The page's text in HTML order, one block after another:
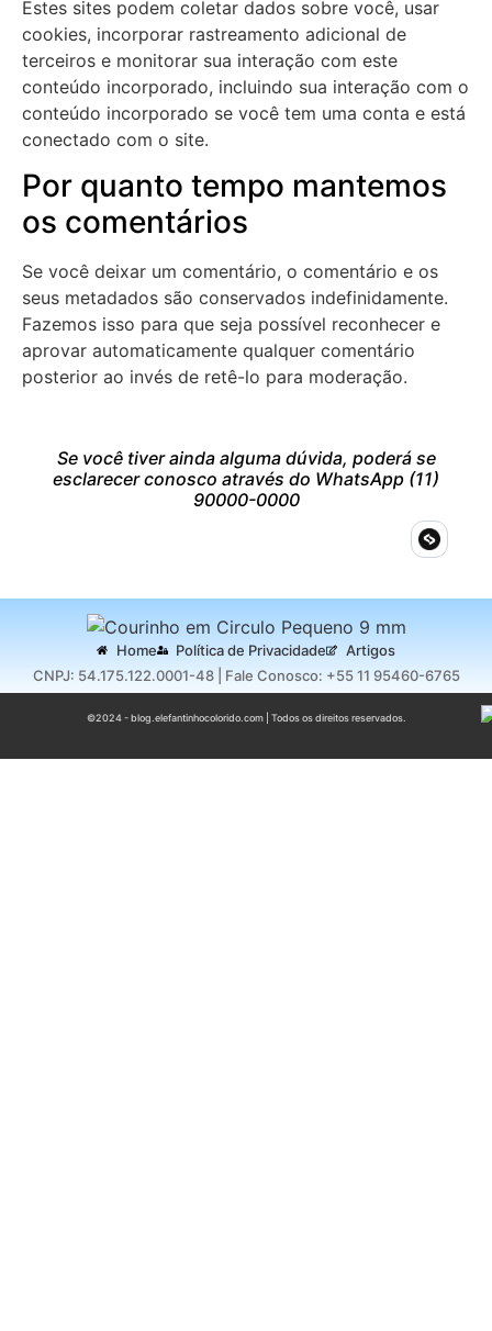
Estes sites podem coletar dados sobre você, usar
cookies, incorporar rastreamento adicional de
terceiros e monitorar sua interação com este
conteúdo incorporado, incluindo sua interação com o
conteúdo incorporado se você tem uma conta e está
conectado com o site.
Por quanto tempo mantemos
os comentários
Se você deixar um comentário, o comentário e os
seus metadados são conservados indefinidamente.
Fazemos isso para que seja possível reconhecer e
aprovar automaticamente qualquer comentário
posterior ao invés de retê-lo para moderação.
Se você tiver ainda alguma dúvida, poderá se
esclarecer conosco através do WhatsApp (11)
90000-0000
Home Política de Privacidade
Artigos
CNPJ: 54.175.122.0001-48 | Fale Conosco: +55 11 95460-6765
©2024 - blog.elefantinhocolorido.com | Todos os direitos reservados.